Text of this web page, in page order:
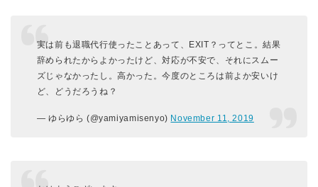
実は前も退職代行使ったことあって、EXIT？ってとこ。結果
辞められたからよかったけど、対応が不安で、それにスムー
ズじゃなかったし。高かった。今度のところは前よか安いけ
ど、どうだろうね？
— ゆらゆら (@yamiyamisenyo) November 11, 2019